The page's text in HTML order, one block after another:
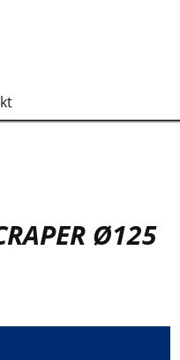
Ø125